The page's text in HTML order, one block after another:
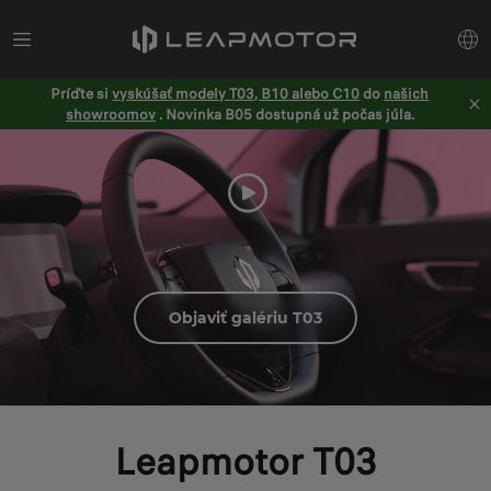
Príďte sivyskúšať modely T03, B10 alebo C10 do našich
showroomov. Novinka B05 dostupná už počas júla.
Objaviť galériu T03
Leapmotor T03